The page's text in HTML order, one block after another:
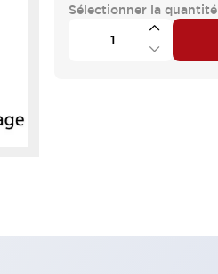
Sélectionner la quantité